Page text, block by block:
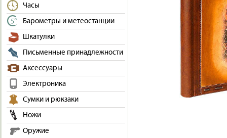
Часы
Барометры и метеостанции
Шкатулки
Письменные принадлежности
Аксессуары
Электроника
Сумки и рюкзаки
Ножи
Оружие